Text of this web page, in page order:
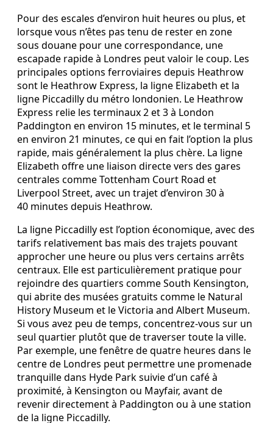
Pour des escales d’environ huit heures ou plus, et
lorsque vous n’êtes pas tenu de rester en zone
sous douane pour une correspondance, une
escapade rapide à Londres peut valoir le coup. Les
principales options ferroviaires depuis Heathrow
sont le Heathrow Express, la ligne Elizabeth et la
ligne Piccadilly du métro londonien. Le Heathrow
Express relie les terminaux 2 et 3 à London
Paddington en environ 15 minutes, et le terminal 5
en environ 21 minutes, ce qui en fait l’option la plus
rapide, mais généralement la plus chère. La ligne
Elizabeth offre une liaison directe vers des gares
centrales comme Tottenham Court Road et
Liverpool Street, avec un trajet d’environ 30 à
40 minutes depuis Heathrow.
La ligne Piccadilly est l’option économique, avec des
tarifs relativement bas mais des trajets pouvant
approcher une heure ou plus vers certains arrêts
centraux. Elle est particulièrement pratique pour
rejoindre des quartiers comme South Kensington,
qui abrite des musées gratuits comme le Natural
History Museum et le Victoria and Albert Museum.
Si vous avez peu de temps, concentrez‑vous sur un
seul quartier plutôt que de traverser toute la ville.
Par exemple, une fenêtre de quatre heures dans le
centre de Londres peut permettre une promenade
tranquille dans Hyde Park suivie d’un café à
proximité, à Kensington ou Mayfair, avant de
revenir directement à Paddington ou à une station
de la ligne Piccadilly.